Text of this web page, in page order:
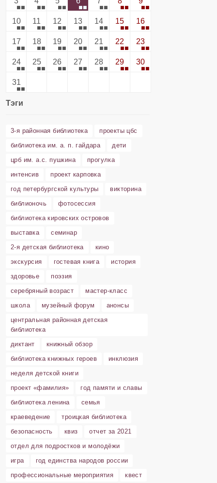
10 11 12 13 14 15 16
17 18 19 20 21 22 23
24 25 26 27 28 29 30
31
Тэги
3-я районная библиотека
проекты цбс
библиотека им. а. п. гайдара
дети
црб им. а.с. пушкина
прогулка
интенсив
проект карповка
год петербургской культуры
викторина
библионочь
фотосессия
библиотека кировских островов
выставка
семинар
2-я детская библиотека
кино
экскурсия
гостевая книга
история
здоровье
поэзия
серебряный возраст
мастер-класс
школа
музейный форум
анонсы
центральная районная детская
библиотека
диктант
книжный обзор
библиотека книжных героев
инклюзия
неделя детской книги
проект «фамилия»
год памяти и славы
библиотека ленина
семья
краеведение
троицкая библиотека
безопасность
квиз
отчет за 2021
отдел для подростков и молодёжи
игра
год единства народов россии
профессиональные мероприятия
квест